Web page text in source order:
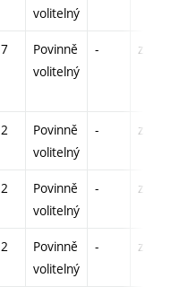
volitelný
7
Povinně
volitelný
- zá,zk
2
Povinně
volitelný
- zá
2
Povinně
volitelný
- zá
2
Povinně
volitelný
- zá